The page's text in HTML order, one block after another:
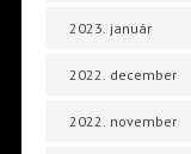
2023. január
2022. december
2022. november